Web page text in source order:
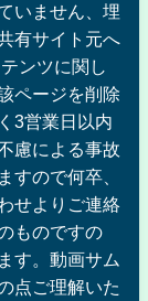
いません、埋
有サイト元へ
ンツに関し
ページを削除
3営業日以内
慮による事故
すので何卒、
せよりご連絡
ものですの
す。動画サム
点ご理解いた